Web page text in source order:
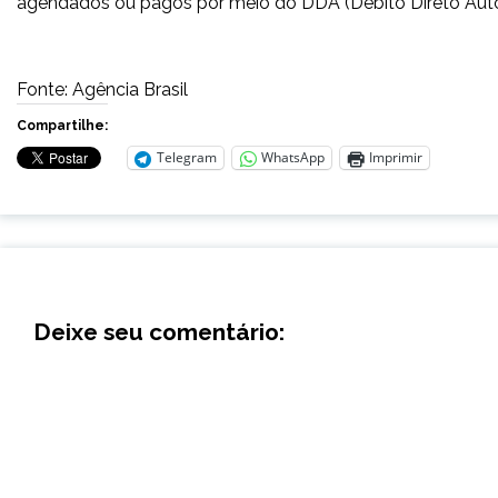
Fonte: Agência Brasil
Compartilhe:
Telegram WhatsApp Imprimir
Deixe seu comentário: